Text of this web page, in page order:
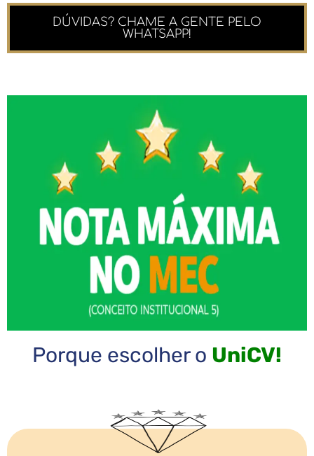
DÚVIDAS? CHAME A GENTE PELO
WHATSAPP!
Porque escolher o UniCV!